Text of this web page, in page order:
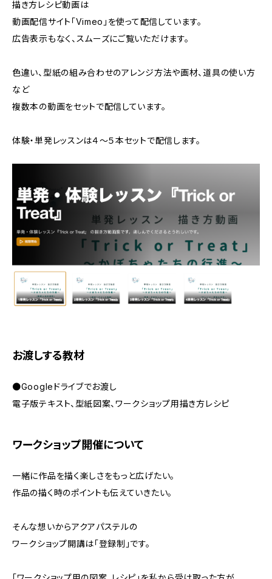
描き方レシピ動画は
動画配信サイト「Vimeo」を使って配信しています。
広告表示もなく、スムーズにご覧いただけます。
色違い、型紙の組み合わせのアレンジ方法や画材、道具の使い方
など
複数本の動画をセットで配信しています。
体験・単発レッスンは４〜５本セットで配信します。
お渡しする教材
●Googleドライブでお渡し
電子版テキスト、型紙図案、ワークショップ用描き方レシピ
ワークショップ開催について
一緒に作品を描く楽しさをもっと広げたい。
作品の描く時のポイントも伝えていきたい。
そんな想いからアクアパステルの
ワークショップ開講は「登録制」です。